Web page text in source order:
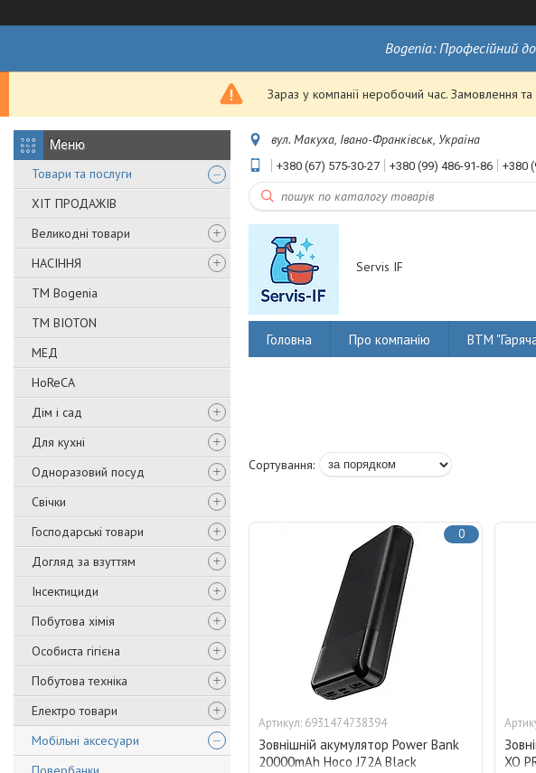
Bogenia: Професійний
Зараз у компанії неробочий час. Замовлення
Товари та послуги
ХІТ ПРОДАЖІВ
Великодні товари
НАСІННЯ
ТМ Bogenia
ТМ BIOTON
МЕД
HoReCA
Дім і сад
Для кухні
Одноразовий посуд
Свічки
Господарські товари
Догляд за взуттям
Інсектициди
Побутова хімія
Особиста гігієна
Побутова техніка
Електро товари
Мобільні аксесуари
вул. Макуха, Івано-Франківськ, Україна
+380 (67) 575-30-27 +380 (99) 486-91-86 +380
Servis IF
Головна Про компанію ВТМ
0
6931474738394
Зовнішній акумулятор Power Bank
20000mAh Hoco J72A Black
XO